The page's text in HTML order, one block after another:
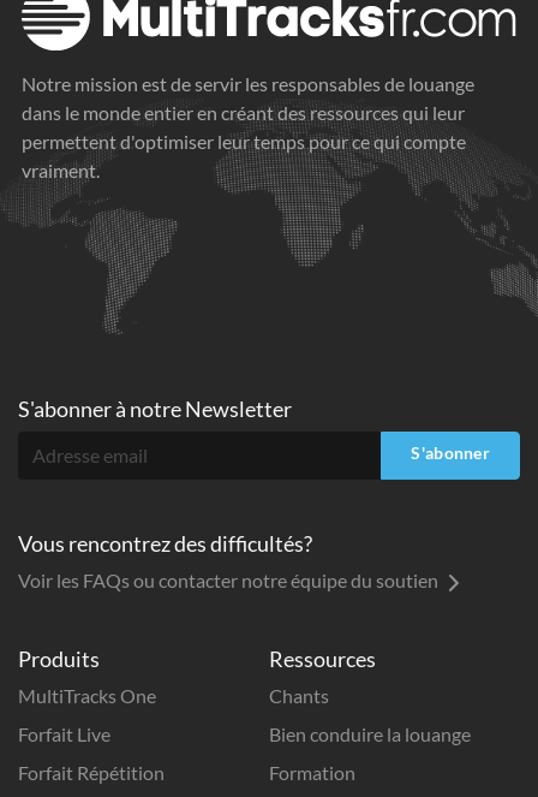
Notre mission est de servir les responsables de louange
dans le monde entier en créant des ressources qui leur
permettent d'optimiser leur temps pour ce qui compte
vraiment.
Produits
MultiTracks One
Forfait Live
Forfait Répétition
Ressources
Chants
Bien conduire la louange
Formation
S'abonner à notre Newsletter
S'abonner
Vous rencontrez des difficultés?
Voir les FAQs ou contacter notre équipe du soutien